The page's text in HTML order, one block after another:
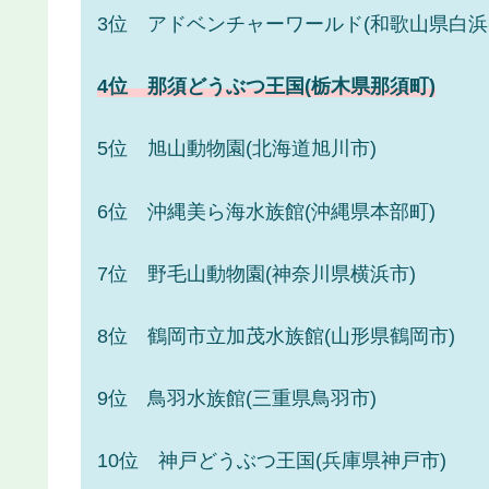
3位 アドベンチャーワールド(和歌山県白
4位 那須どうぶつ王国(栃木県那須町)
5位 旭山動物園(北海道旭川市)
6位 沖縄美ら海水族館(沖縄県本部町)
7位 野毛山動物園(神奈川県横浜市)
8位 鶴岡市立加茂水族館(山形県鶴岡市)
9位 鳥羽水族館(三重県鳥羽市)
10位 神戸どうぶつ王国(兵庫県神戸市)